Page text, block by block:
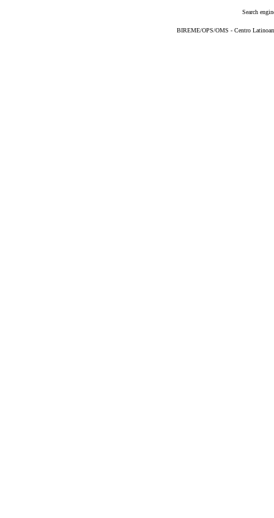
Search
BIREME/OPS/OMS - Centro